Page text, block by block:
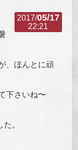
2017/05/17
22:21
、ほんとに頑
下さいね〜
。